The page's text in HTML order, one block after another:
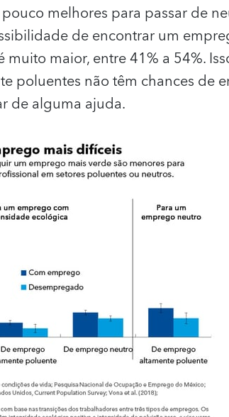
melhores para passar de
de encontrar um
muito maior, entre 41% a 54%.
poluentes não têm chances de
de alguma ajuda.